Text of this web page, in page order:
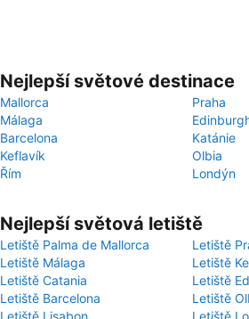
Nejlepší světové destinace
Mallorca
Praha
Málaga
Barcelona
Katánie
Keflavík
Olbia
Řím
Londýn
Nejlepší světová letiště
Letiště Palma de Mallorca
Letiště
Letiště Málaga
Letiště
Letiště Catania
Letiště
Letiště Barcelona
Letiště
Letiště Lisabon
Letiště